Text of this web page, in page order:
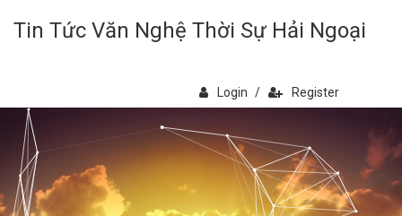
Tin Tức Văn Nghệ Thời Sự Hải Ngoại
Login / Register